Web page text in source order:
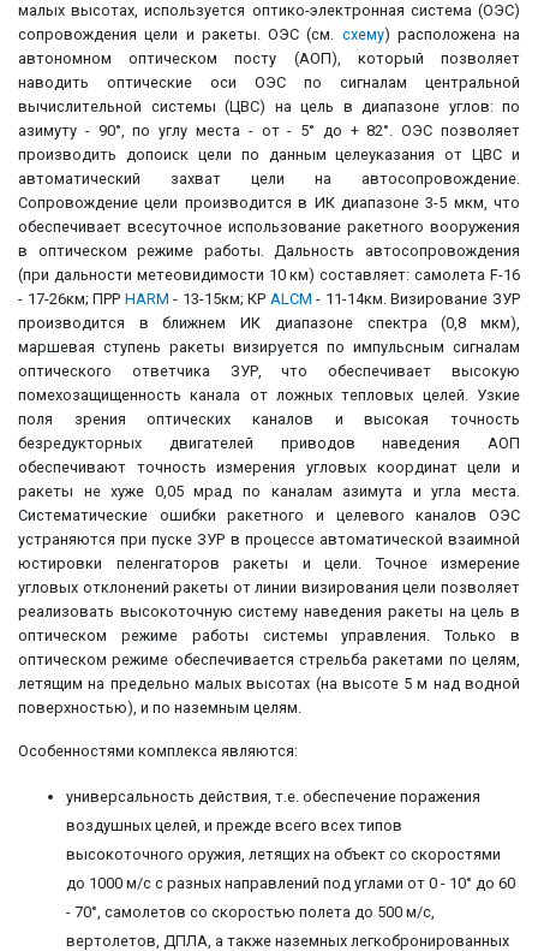
малых высотах, используется оптико-электронная система (ОЭС)
сопровождения цели и ракеты. ОЭС (см. схему) расположена на
автономном оптическом посту (АОП), который позволяет
наводить оптические оси ОЭС по сигналам центральной
вычислительной системы (ЦВС) на цель в диапазоне углов: по
азимуту - 90°, по углу места - от - 5° до + 82°. ОЭС позволяет
производить допоиск цели по данным целеуказания от ЦВС и
автоматический захват цели на автосопровождение.
Сопровождение цели производится в ИК диапазоне 3-5 мкм, что
обеспечивает всесуточное использование ракетного вооружения
в оптическом режиме работы. Дальность автосопровождения
(при дальности метеовидимости 10 км) составляет: самолета F-16
- 17-26км; ПРР HARM - 13-15км; КР ALCM - 11-14км. Визирование ЗУР
производится в ближнем ИК диапазоне спектра (0,8 мкм),
маршевая ступень ракеты визируется по импульсным сигналам
оптического ответчика ЗУР, что обеспечивает высокую
помехозащищенность канала от ложных тепловых целей. Узкие
поля зрения оптических каналов и высокая точность
безредукторных двигателей приводов наведения АОП
обеспечивают точность измерения угловых координат цели и
ракеты не хуже 0,05 мрад по каналам азимута и угла места.
Систематические ошибки ракетного и целевого каналов ОЭС
устраняются при пуске ЗУР в процессе автоматической взаимной
юстировки пеленгаторов ракеты и цели. Точное измерение
угловых отклонений ракеты от линии визирования цели позволяет
реализовать высокоточную систему наведения ракеты на цель в
оптическом режиме работы системы управления. Только в
оптическом режиме обеспечивается стрельба ракетами по целям,
летящим на предельно малых высотах (на высоте 5 м над водной
поверхностью), и по наземным целям.
Особенностями комплекса являются:
универсальность действия, т.е. обеспечение поражения
воздушных целей, и прежде всего всех типов
высокоточного оружия, летящих на объект со скоростями
до 1000 м/с с разных направлений под углами от 0 - 10° до 60
- 70°, самолетов со скоростью полета до 500 м/с,
вертолетов, ДПЛА, а также наземных легкобронированных